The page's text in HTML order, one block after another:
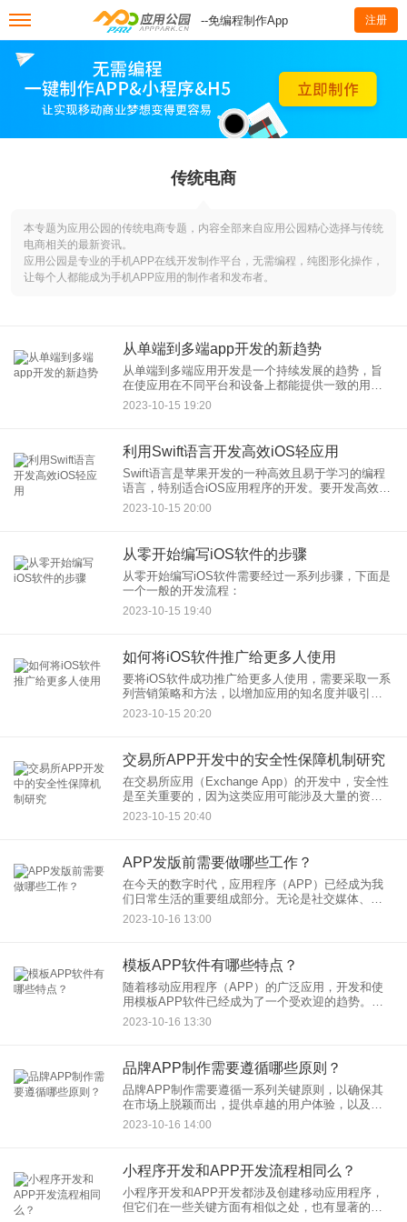
--免编程制作App 注册
传统电商
本专题为应用公园的传统电商专题，内容全部来自应用公园精心选择与传统
电商相关的最新资讯。
应用公园是专业的手机APP在线开发制作平台，无需编程，纯图形化操作，
让每个人都能成为手机APP应用的制作者和发布者。
从单端到多端app开发的新趋势
从单端到多端应用开发是一个持续发展的趋势，旨
在使应用在不同平台和设备上都能提供一致的用户
体验。以下是一些从单端到多端应用开发的新趋
势：
2023-10-15 19:20
利用Swift语言开发高效iOS轻应用
Swift语言是苹果开发的一种高效且易于学习的编程
语言，特别适合iOS应用程序的开发。要开发高效的
iOS轻应用，你可以采取以下一些建议：
2023-10-15 20:00
从零开始编写iOS软件的步骤
从零开始编写iOS软件需要经过一系列步骤，下面是
一个一般的开发流程：
2023-10-15 19:40
如何将iOS软件推广给更多人使用
要将iOS软件成功推广给更多人使用，需要采取一系
列营销策略和方法，以增加应用的知名度并吸引用
户。以下是一些推广iOS应用的关键步骤：
2023-10-15 20:20
交易所APP开发中的安全性保障机制研究
在交易所应用（Exchange App）的开发中，安全性
是至关重要的，因为这类应用可能涉及大量的资金
和敏感信息。以下是一些安全性保障机制的关键考
虑因素：
2023-10-15 20:40
APP发版前需要做哪些工作？
在今天的数字时代，应用程序（APP）已经成为我
们日常生活的重要组成部分。无论是社交媒体、电
子商务、游戏还是生产力工具，各种APP不断涌
现，以满足用户的不同需求。然而，要成功发布一
2023-10-16 13:00
模板APP软件有哪些特点？
随着移动应用程序（APP）的广泛应用，开发和使
用模板APP软件已经成为了一个受欢迎的趋势。这
些模板APP软件提供了许多特点和优势，使其成为
不同领域的企业和个人开发者的首选。本文将探讨
2023-10-16 13:30
品牌APP制作需要遵循哪些原则？
品牌APP制作需要遵循一系列关键原则，以确保其
在市场上脱颖而出，提供卓越的用户体验，以及与
品牌的整体形象相一致。本文将探讨品牌APP制作
2023-10-16 14:00
小程序开发和APP开发流程相同么？
小程序开发和APP开发都涉及创建移动应用程序，
但它们在一些关键方面有相似之处，也有显著的不